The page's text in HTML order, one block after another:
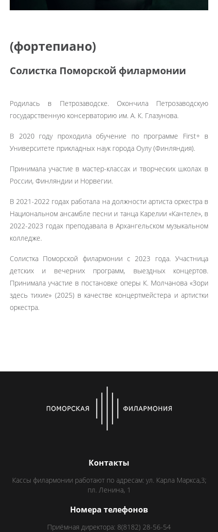
(фортепиано)
Солистка Поморской филармонии
Родилась в Петрозаводске. Окончила Петрозаводскую
государственную консерваторию им. А. К. Глазунова.
В 2020 году проходила обучение по программе First+ в
Университете прикладных наук города Оулу (Финляндия).
Принимала участие в мастер-классах и творческих школах в
России, Финляндии и Норвегии.
В 2021-2022 годах работала на должности артиста оркестра в
Национальном ансамбле песни и танца Карелии «Кантеле», в
2022-2023 годах преподавала в Архангельском музыкальном
колледже.
Солистка Поморской филармонии с 2023 года. Участница
детских и вечерних программ, выездных концертов.
Принимала участие в постановке оперы К. Молчанова «Зори
здесь тихие» (2025) в качестве концертмейстера и артистки
оркестра.
Контакты
Кассы филармонии работают по адресам: ул. Карла Маркса,3;
пл. Ленина, 1
Номера телефонов
Приёмная директора: 8(8182) 28-56-54